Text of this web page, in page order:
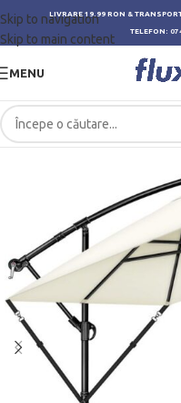
Skip to navigation
Skip to main content
LIVRARE 19.99 RON &
TELEFON:
MENU